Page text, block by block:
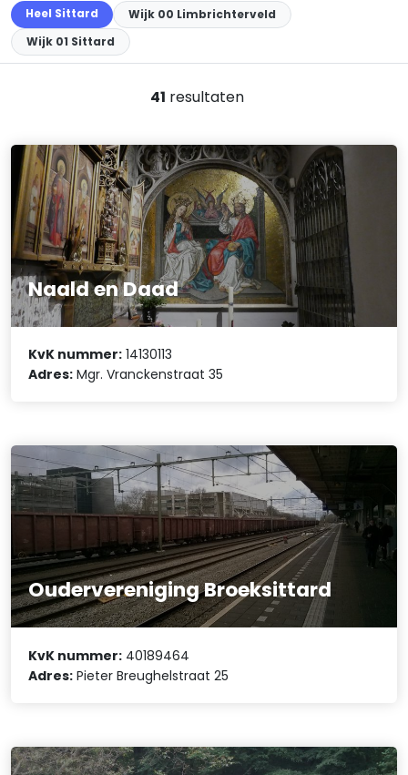
Heel Sittard
Wijk 00 Limbrichterveld
Wijk 01 Sittard
41 resultaten
Naald en Daad
KvK nummer: 14130113
Adres: Mgr. Vranckenstraat 35
Oudervereniging Broeksittard
KvK nummer: 40189464
Adres: Pieter Breughelstraat 25